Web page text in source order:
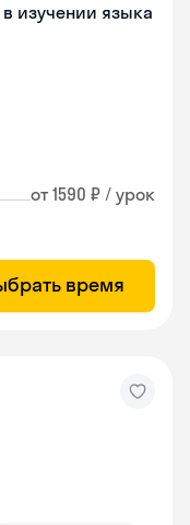
изучении языка
от 1590 ₽ / урок
время